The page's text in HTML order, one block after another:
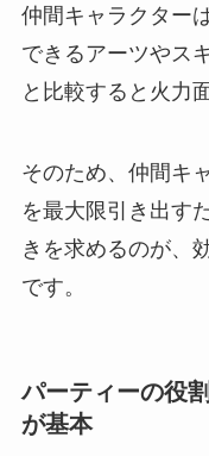
仲間キャラクター
できるアーツやス
と比較すると火力
そのため、仲間キ
を最大限引き出す
きを求めるのが、
です。
パーティーの役
が基本